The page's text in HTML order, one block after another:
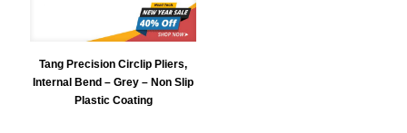
Tang Precision Circlip Pliers,
Internal Bend – Grey – Non Slip
Plastic Coating